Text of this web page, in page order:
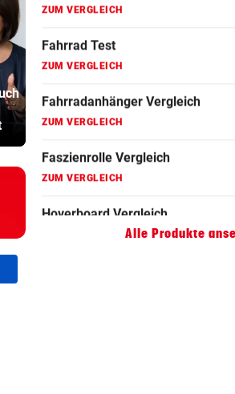
Tirol ist bei der
Energie 220 Tage
Selbstversorger
Grapsch-
gegen
Fahrradanhänger Vergleich
Faszienrolle Vergleich
Hoverboard Vergleich
Kinderfahrrad Vergleich
Alle Produkte